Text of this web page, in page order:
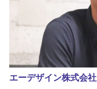
エーデザイン株式会社